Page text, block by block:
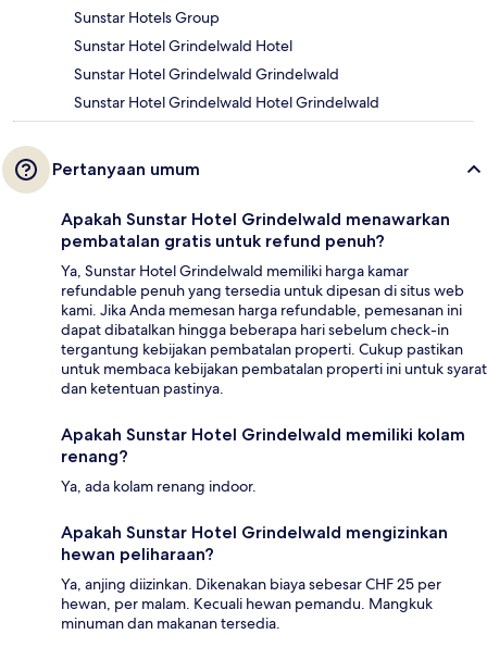
Sunstar Hotels Group
Sunstar Hotel Grindelwald Hotel
Sunstar Hotel Grindelwald Grindelwald
Sunstar Hotel Grindelwald Hotel Grindelwald
Pertanyaan umum
Apakah Sunstar Hotel Grindelwald menawarkan
pembatalan gratis untuk refund penuh?
Ya, Sunstar Hotel Grindelwald memiliki harga kamar
refundable penuh yang tersedia untuk dipesan di situs web
kami. Jika Anda memesan harga refundable, pemesanan ini
dapat dibatalkan hingga beberapa hari sebelum check-in
tergantung kebijakan pembatalan properti. Cukup pastikan
untuk membaca kebijakan pembatalan properti ini untuk syarat
dan ketentuan pastinya.
Apakah Sunstar Hotel Grindelwald memiliki kolam
renang?
Ya, ada kolam renang indoor.
Apakah Sunstar Hotel Grindelwald mengizinkan
hewan peliharaan?
Ya, anjing diizinkan. Dikenakan biaya sebesar CHF 25 per
hewan, per malam. Kecuali hewan pemandu. Mangkuk
minuman dan makanan tersedia.